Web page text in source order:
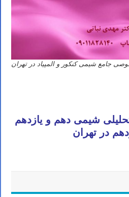
جامع شیمی کنکور و المپیاد در تهران
شیمی دهم و یازدهم
در تهران